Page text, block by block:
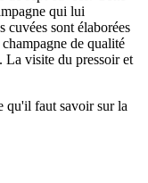
qui lui
cuvées sont élaborées
de qualité
La visite du pressoir et
qu'il faut savoir sur la